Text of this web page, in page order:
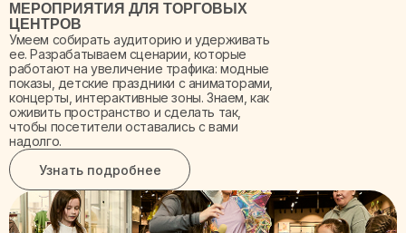
МЕРОПРИЯТИЯ ДЛЯ ТОРГОВЫХ
ЦЕНТРОВ
Умеем собирать аудиторию и удерживать
ее. Разрабатываем сценарии, которые
работают на увеличение трафика: модные
показы, детские праздники с аниматорами,
концерты, интерактивные зоны. Знаем, как
оживить пространство и сделать так,
чтобы посетители оставались с вами
надолго.
Узнать подробнее